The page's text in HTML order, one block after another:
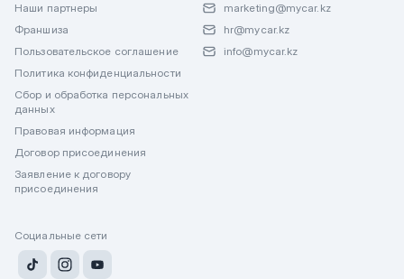
Наши партнеры
Франшиза
Пользовательское соглашение
Политика конфиденциальности
Сбор и обработка персональных
данных
Правовая информация
Договор присоединения
Заявление к договору
присоединения
marketing@mycar.kz
hr@mycar.kz
info@mycar.kz
Социальные сети